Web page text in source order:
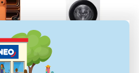
17 Pro
Orange
WW90CGC04DAHLE